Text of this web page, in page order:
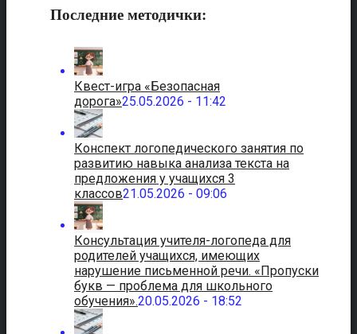
Последние методички:
Квест-игра «Безопасная
дорога»25.05.2026 - 11:42
Конспект логопедического занятия по
развитию навыка анализа текста на
предложения у учащихся 3
классов21.05.2026 - 09:06
Консультация учителя-логопеда для
родителей учащихся, имеющих
нарушение письменной речи. «Пропуски
букв — проблема для школьного
обучения».20.05.2026 - 18:52